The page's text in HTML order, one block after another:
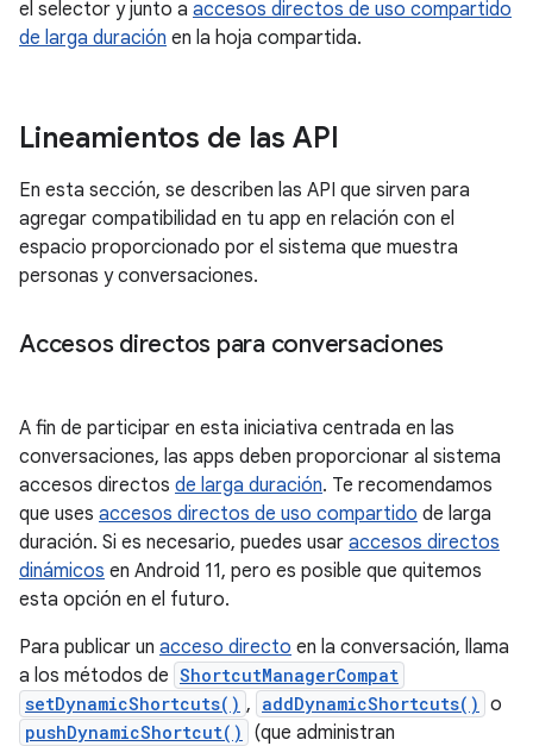
el selector y junto a accesos directos de uso compartido
de larga duración en la hoja compartida.
Lineamientos de las API
En esta sección, se describen las API que sirven para
agregar compatibilidad en tu app en relación con el
espacio proporcionado por el sistema que muestra
personas y conversaciones.
Accesos directos para conversaciones
A fin de participar en esta iniciativa centrada en las
conversaciones, las apps deben proporcionar al sistema
accesos directos de larga duración. Te recomendamos
que uses accesos directos de uso compartido de larga
duración. Si es necesario, puedes usar accesos directos
dinámicos en Android 11, pero es posible que quitemos
esta opción en el futuro.
Para publicar un acceso directo en la conversación, llama
a los métodos de ShortcutManagerCompat
setDynamicShortcuts() , addDynamicShortcuts() o
pushDynamicShortcut()
(que administran